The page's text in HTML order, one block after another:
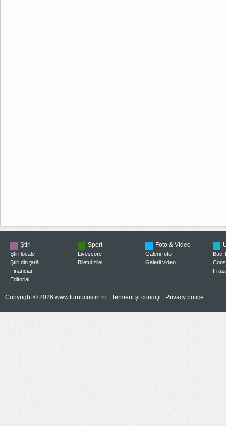
Ştiri
Ştiri locale
Ştiri din ţară
Financiar
Editorial
Sport
Livescore
Biletul zilei
Foto & Video
Galerii foto
Galerii video
Bac
Copyright © 2026 www.turnucustiri.ro | Termeni şi condiţii Privacy police